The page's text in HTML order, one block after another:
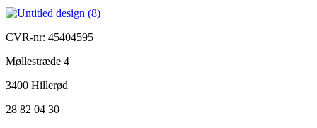
CVR-nr: 45404595
Møllestræde 4
3400 Hillerød
28 82 04 30